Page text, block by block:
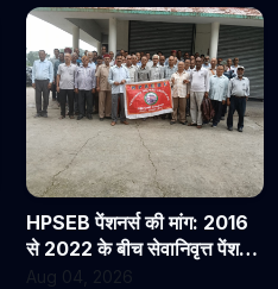
HPSEB पेंशनर्स की मांग: 2016
से 2022 के बीच सेवानिवृत्त पेंशनरों
के सभी देय लाभ तुरंत जारी किए
Aug 04, 2026